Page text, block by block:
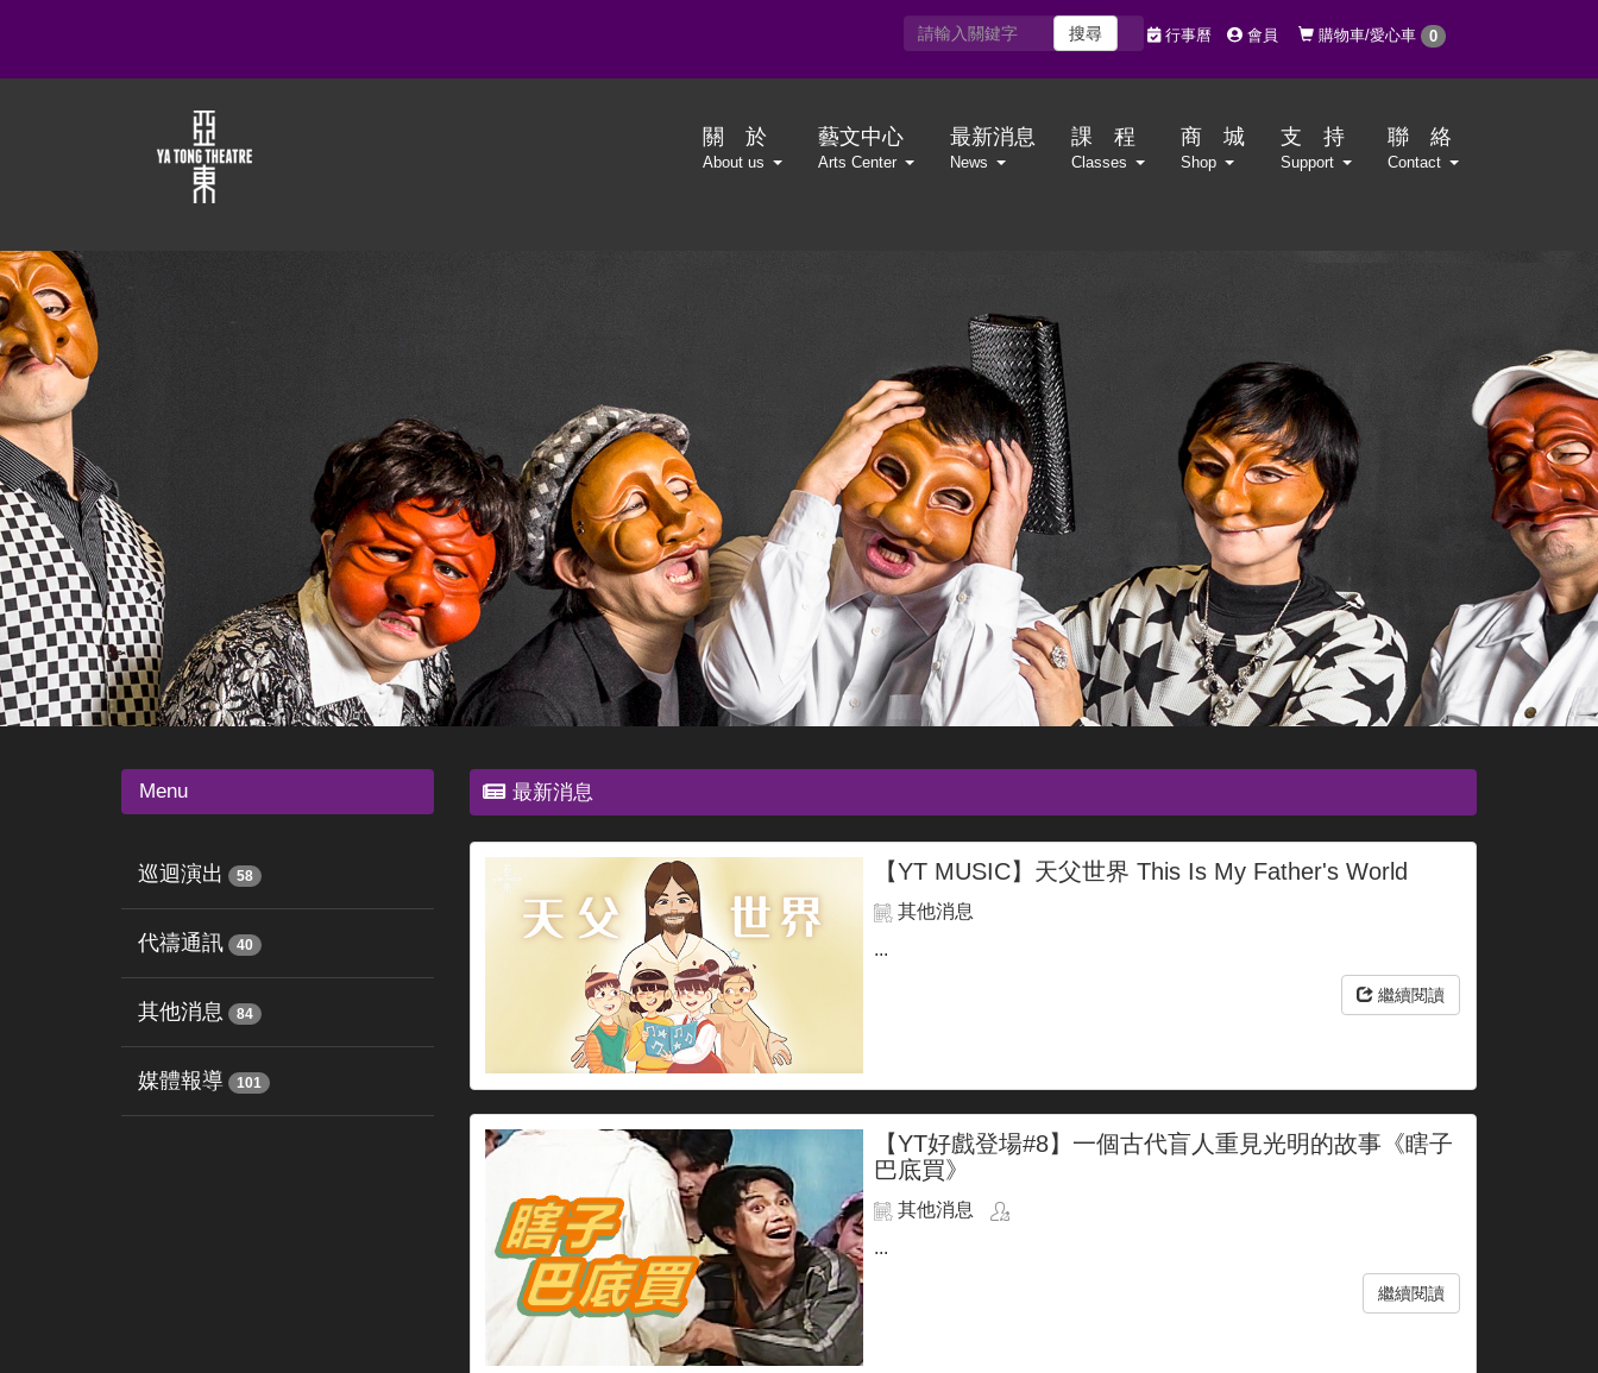
購物車/愛心車 0
行事曆 會員
搜尋
關 於
About us
藝文中心
Arts Center
最新消息
News
課 程
Classes
商 城
Shop
支 持
Support
聯 絡
Contact
Menu
巡迴演出 58
代禱通訊 40
其他消息 84
媒體報導 101
最新消息
【YT MUSIC】天父世界 This Is My Father's World
其他消息
...
繼續閱讀
【YT好戲登場#8】一個古代盲人重見光明的故事《瞎子
巴底買》
其他消息
...
繼續閱讀